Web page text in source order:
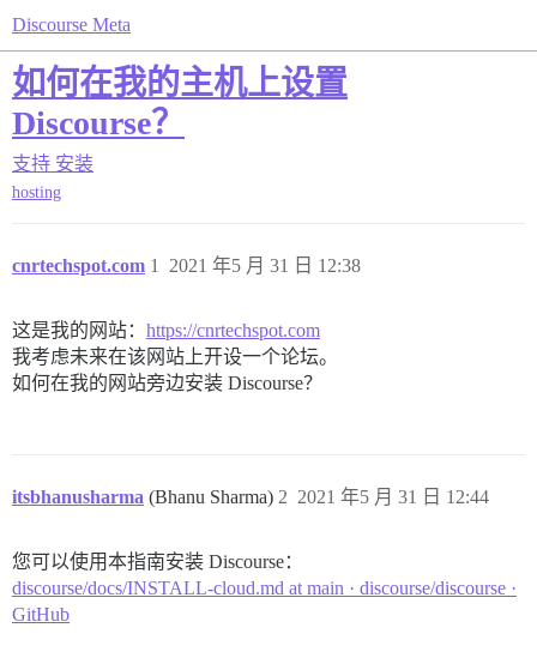
Discourse Meta
如何在我的主机上设置
Discourse？
支持 安装
hosting
cnrtechspot.com 2021 年5 月 31 日 12:38
1
这是我的网站： https://cnrtechspot.com
我考虑未来在该网站上开设一个论坛。
如何在我的网站旁边安装 Discourse？
itsbhanusharma (Bhanu Sharma) 2021 年5 月 31 日 12:44
2
您可以使用本指南安装 Discourse：
discourse/docs/INSTALL-cloud.md at main · discourse/discourse ·
GitHub